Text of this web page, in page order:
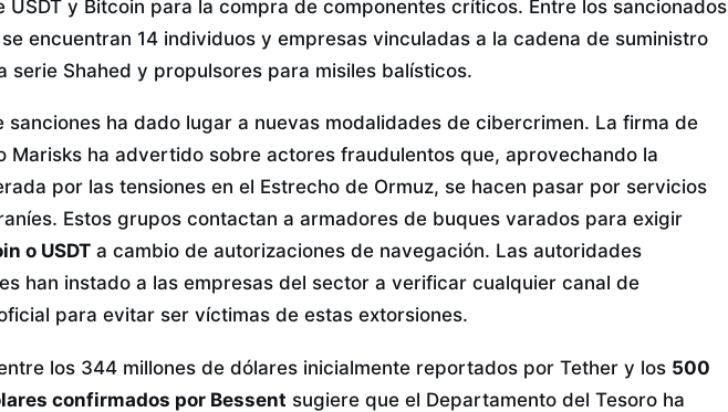
USDT y Bitcoin para la compra de componentes críticos. Entre los sancionados
encuentran 14 individuos y empresas vinculadas a la cadena de suministro
serie Shahed y propulsores para misiles balísticos.
sanciones ha dado lugar a nuevas modalidades de cibercrimen. La firma de
Marisks ha advertido sobre actores fraudulentos que, aprovechando la
por las tensiones en el Estrecho de Ormuz, se hacen pasar por servicios
Estos grupos contactan a armadores de buques varados para exigir
o USDT a cambio de autorizaciones de navegación. Las autoridades
han instado a las empresas del sector a verificar cualquier canal de
para evitar ser víctimas de estas extorsiones.
los 344 millones de dólares inicialmente reportados por Tether y los 500
confirmados por Bessent sugiere que el Departamento del Tesoro ha